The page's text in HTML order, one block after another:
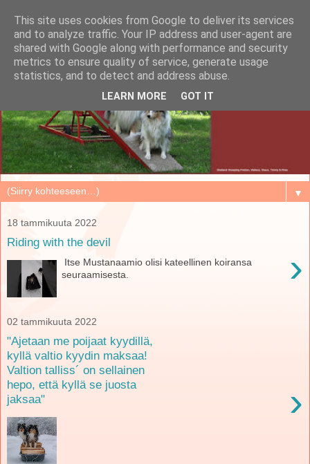
▼
18 tammikuuta 2022
Riding with the devil
›
Itse Mustanaamio olisi kateellinen koiransa
seuraamisesta.
02 tammikuuta 2022
"Ajetaan me poijaat kyydillä,
kyllä valtio kyydin maksaa!
Valtion talliss´ on sellainen
hepo, että kyllä se juosta
jaksaa"
›
This site uses cookies from Google to deliver its services
and to analyze traffic. Your IP address and user-agent are
shared with Google along with performance and security
metrics to ensure quality of service, generate usage
statistics, and to detect and address abuse.
LEARN MORE GOT IT